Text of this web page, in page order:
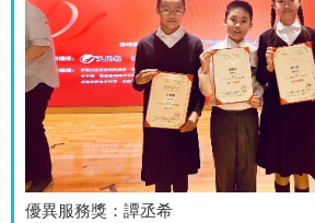
優異服務獎：譚丞希